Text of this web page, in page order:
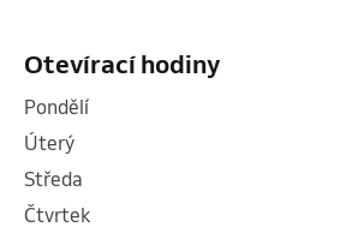
Otevírací hodiny
pondělí
úterý
středa
čtvrtek